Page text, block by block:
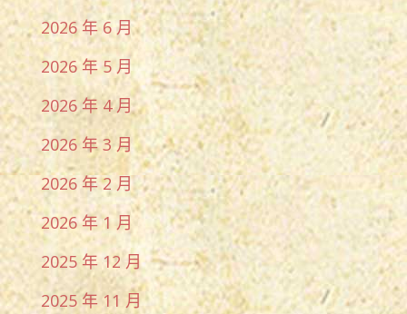
2026 年 6 月
2026 年 5 月
2026 年 4 月
2026 年 3 月
2026 年 2 月
2026 年 1 月
2025 年 12 月
2025 年 11 月